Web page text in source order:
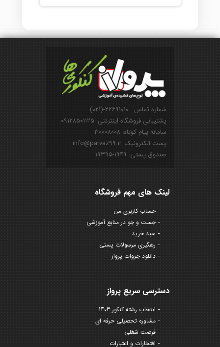
شماره تماس : ۲۲۶۹۱۰۱۰-(۰۲۱)
پشتیبانی فروشگاه اینترنتی: ۰۹۱۲۸۵۰۱۱۲۵
سامانه پیام کوتاه: ۳۰۰۰۸۰۰۸
پست الکترونیک: info@parvaz99.ir
صندوق پستی: ۱۹۴۹-۱۹۳۹۵
لینک های مهم فروشگاه
حساب کاربری من
جست و جو در منابع آموزشی
سبد خرید
رهگیری مرسولات پستی
دانلود جزوات پرواز
دسترسی سریع پرواز
انتخاب رشته کنکور 1403
مشاوره تحصیلی حرفه ای
فرصت شغلی
افتخارات و اعتبارات